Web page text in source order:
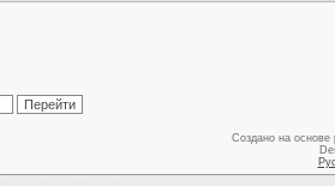
Создано на основе